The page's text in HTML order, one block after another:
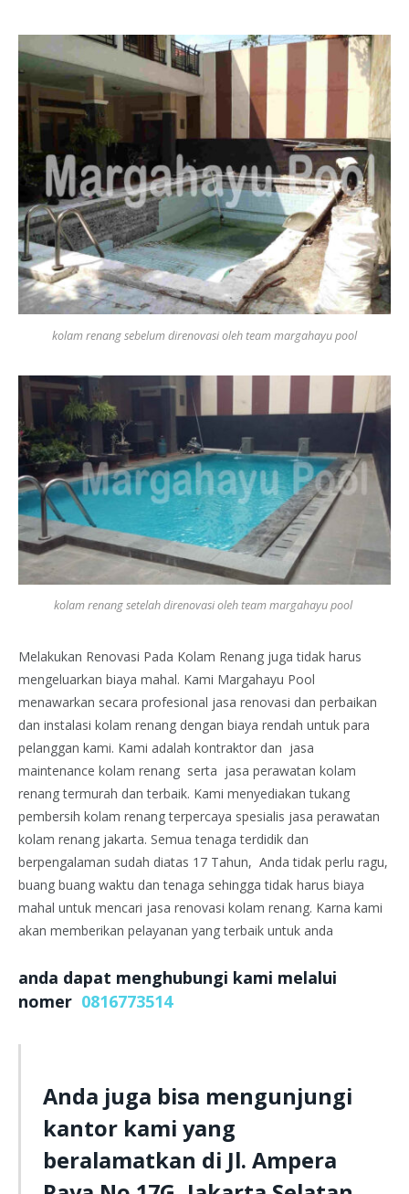
kolam renang sebelum direnovasi oleh team margahayu pool
kolam renang setelah direnovasi oleh team margahayu pool
Melakukan Renovasi Pada Kolam Renang juga tidak harus
mengeluarkan biaya mahal. Kami Margahayu Pool
menawarkan secara profesional jasa renovasi dan perbaikan
dan instalasi kolam renang dengan biaya rendah untuk para
pelanggan kami. Kami adalah kontraktor dan jasa
maintenance kolam renang serta jasa perawatan kolam
renang termurah dan terbaik. Kami menyediakan tukang
pembersih kolam renang terpercaya spesialis jasa perawatan
kolam renang jakarta. Semua tenaga terdidik dan
berpengalaman sudah diatas 17 Tahun, Anda tidak perlu ragu,
buang buang waktu dan tenaga sehingga tidak harus biaya
mahal untuk mencari jasa renovasi kolam renang. Karna kami
akan memberikan pelayanan yang terbaik untuk anda
anda dapat menghubungi kami melalui
nomer 0816773514
Anda juga bisa mengunjungi
kantor kami yang
beralamatkan di Jl. Ampera